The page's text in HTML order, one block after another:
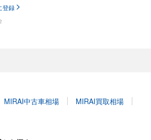
登録
MIRAI中古車相場
MIRAI買取相場